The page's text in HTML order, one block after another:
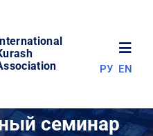
International
РУ EN
семинар